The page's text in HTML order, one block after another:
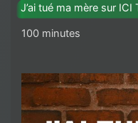
J’ai tué ma mère sur ICI
100 minutes